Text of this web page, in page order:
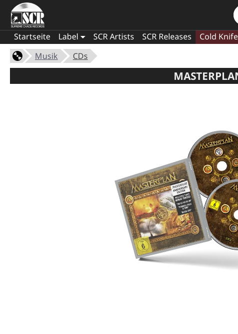
Startseite Label SCR Artists SCR Releases Cold
Musik
CDs